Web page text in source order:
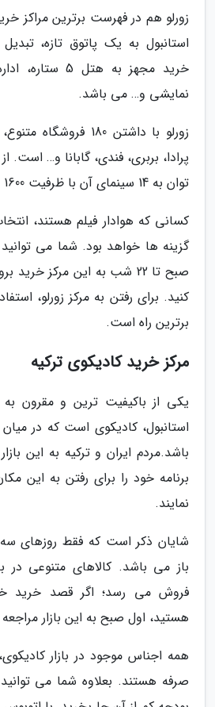
زورلو هم در فهرست برترین مراکز
استانبول به یک پاتوق تازه،
خرید مجهز به هتل
نمایشی و… می باشد.
زورلو با داشتن 180
پرادا، بربری، فندی، گابانا و… است.
توان به 14 سینمای آن با ظرفیت 1600 نفری اشاره نمود.
کسانی که هوادار فیلم هستند،
صبح تا 22 شب به این مرکز
برترین راه است.
مرکز خرید کادیکوی ترکیه
یکی از باکیفیت ترین و مقرون به
استانبول، کادیکوی است که در
باشد.مردم ایران و ترکیه به این
برنامه خود را برای رفتن به این
نمایند.
شایان ذکر است که فقط روزهای سه
باز می باشد. کالاهای متنوعی در
فروش می رسد؛ اگر قصد خرید
هستید، اول صبح به این بازار
همه اجناس موجود در بازار
صرفه هستند. بعلاوه شما می